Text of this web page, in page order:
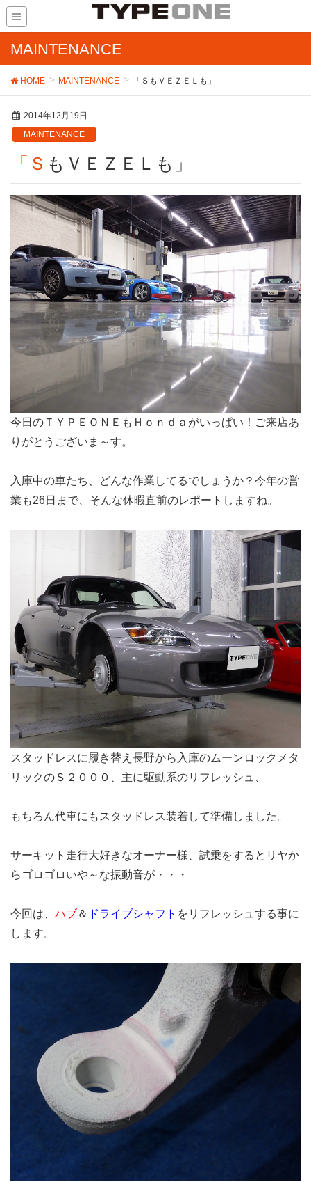
MAINTENANCE
HOME MAINTENANCE 「ＳもＶＥＺＥＬも」
2014年12月19日
MAINTENANCE
「ＳもＶＥＺＥＬも」
今日のＴＹＰＥＯＮＥもＨｏｎｄａがいっぱい！ご来店あ
りがとうございま～す。
入庫中の車たち、どんな作業してるでしょうか？今年の営
業も26日まで、そんな休暇直前のレポートしますね。
スタッドレスに履き替え長野から入庫のムーンロックメタ
リックの Ｓ２０００、 主に駆動系のリフレッシュ、
もちろん代車にもスタッドレス装着して準備しました。
サーキット走行大好きなオーナー様、試乗をするとリヤか
らゴロゴロいや～な振動音が・・・
今回は、 ハブ＆ ドライブシャフト をリフレッシュする事に
します。